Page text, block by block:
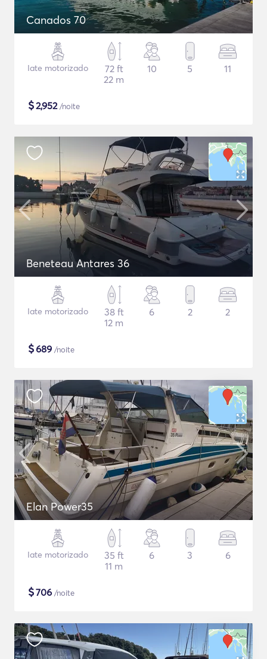
Canados 70
Iate motorizado
72 ft
22 m
10 5 11
$2,952/noite
Beneteau Antares 36
Iate motorizado
38 ft
12 m
6 2 2
$689 /noite
Elan Power35
Iate motorizado
35 ft
11 m
6 3 6
$706 /noite